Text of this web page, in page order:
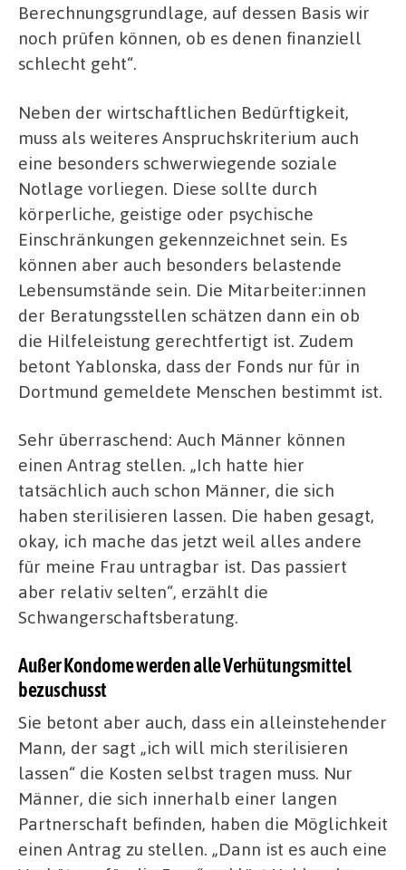
Berechnungsgrundlage, auf dessen Basis wir
noch prüfen können, ob es denen finanziell
schlecht geht“.
Neben der wirtschaftlichen Bedürftigkeit,
muss als weiteres Anspruchskriterium auch
eine besonders schwerwiegende soziale
Notlage vorliegen. Diese sollte durch
körperliche, geistige oder psychische
Einschränkungen gekennzeichnet sein. Es
können aber auch besonders belastende
Lebensumstände sein. Die Mitarbeiter:innen
der Beratungsstellen schätzen dann ein ob
die Hilfeleistung gerechtfertigt ist. Zudem
betont Yablonska, dass der Fonds nur für in
Dortmund gemeldete Menschen bestimmt ist.
Sehr überraschend: Auch Männer können
einen Antrag stellen. „Ich hatte hier
tatsächlich auch schon Männer, die sich
haben sterilisieren lassen. Die haben gesagt,
okay, ich mache das jetzt weil alles andere
für meine Frau untragbar ist. Das passiert
aber relativ selten“, erzählt die
Schwangerschaftsberatung.
Außer Kondome werden alle Verhütungsmittel
bezuschusst
Sie betont aber auch, dass ein alleinstehender
Mann, der sagt „ich will mich sterilisieren
lassen“ die Kosten selbst tragen muss. Nur
Männer, die sich innerhalb einer langen
Partnerschaft befinden, haben die Möglichkeit
einen Antrag zu stellen. „Dann ist es auch eine